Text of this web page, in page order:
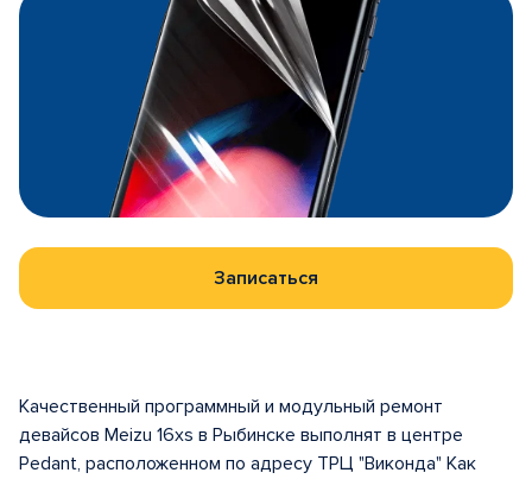
Записаться
Качественный программный и модульный ремонт
девайсов Meizu 16xs в Рыбинске выполнят в центре
Pedant, расположенном по адресу ТРЦ "Виконда" Как